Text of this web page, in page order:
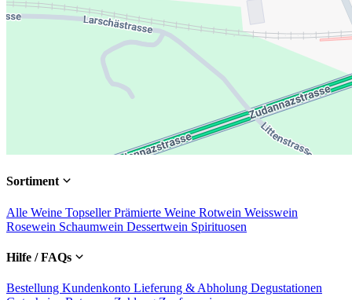
Sortiment
Alle Weine TopsellerPrämierte Weine Rotwein Weisswein
Rosewein Schaumwein Dessertwein Spirituosen
Hilfe / FAQs
Bestellung Kundenkonto Lieferung & Abholung Degustationen